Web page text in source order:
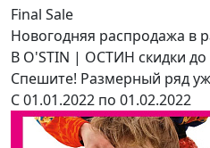
Final Sale
Новогодняя распродажа в
В O'STIN | ОСТИН скидки до
Спешите! Размерный ряд
С 01.01.2022 по 01.02.2022